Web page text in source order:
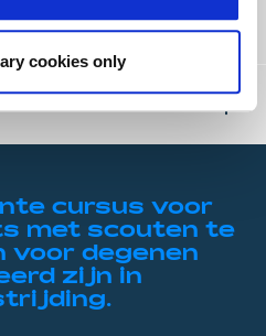
cookies only
cursus voor
met scouten te
voor degenen
zijn in